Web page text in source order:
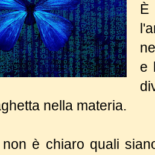
e
nella materia.
non è chiaro quali